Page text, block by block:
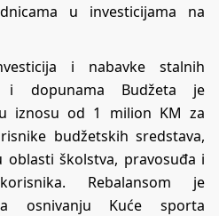
u investicijama na
i nabavke stalnih
i dopunama Budžeta je
iznosu od 1 milion KM za
budžetskih sredstava,
školstva, pravosuđa i
Rebalansom je
osnivanju Kuće sporta